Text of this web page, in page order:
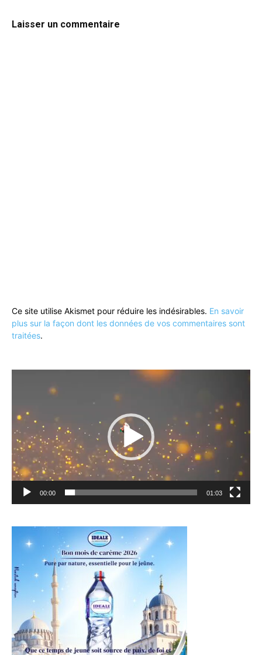
Laisser un commentaire
Ce site utilise Akismet pour réduire les indésirables. En savoir
plus sur la façon dont les données de vos commentaires sont
traitées.
00:00 01:03